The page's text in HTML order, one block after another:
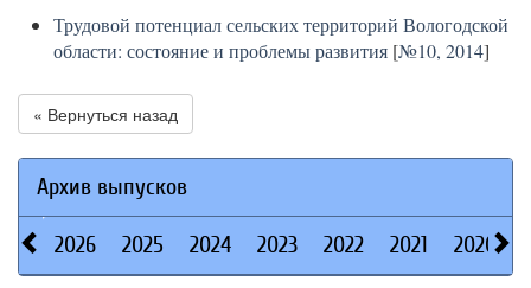
Трудовой потенциал сельских территорий Вологодской
области: состояние и проблемы развития [№10, 2014]
« Вернуться назад
Архив выпусков
2026 2025 2024 2023 2022 2021 2020